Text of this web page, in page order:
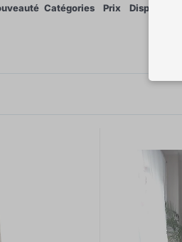
Catégories Prix Disponibilité